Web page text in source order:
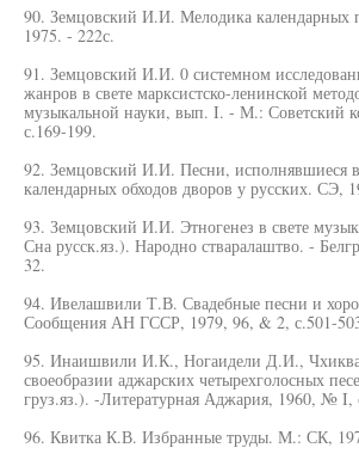
90. Земцовский И.И. Мелодика календарных
1975. - 222с.
91. Земцовский И.И. 0 системном
жанров в свете марксистско-ленинской
музыкальной науки, вып. I. - М.: Советский
с.169-199.
92. Земцовский И.И. Песни, исполнявшиеся
календарных обходов дворов у русских. СЭ,
93. Земцовский И.И. Этногенез в свете
Сна русск.яз.). Народно стваралаштво. -
32.
94. Ивелашвили Т.В. Свадебные песни и
Сообщения АН ГССР, 1979, 96, & 2, с.501-
95. Инаишвили И.К., Ногаидели Д.И.,
своеобразии аджарских четырехголосных
груз.яз.). -Литературная Аджария, 1960, № I,
96. Квитка К.В. Избранные труды. М.: СК,